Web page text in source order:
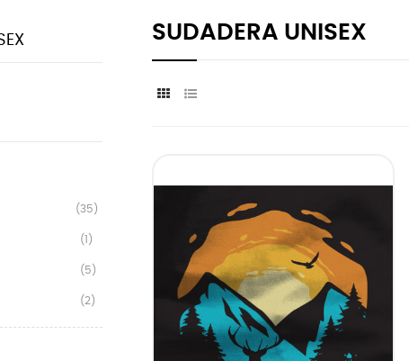
(35)
(1)
(5)
(2)
SUDADERA UNISEX